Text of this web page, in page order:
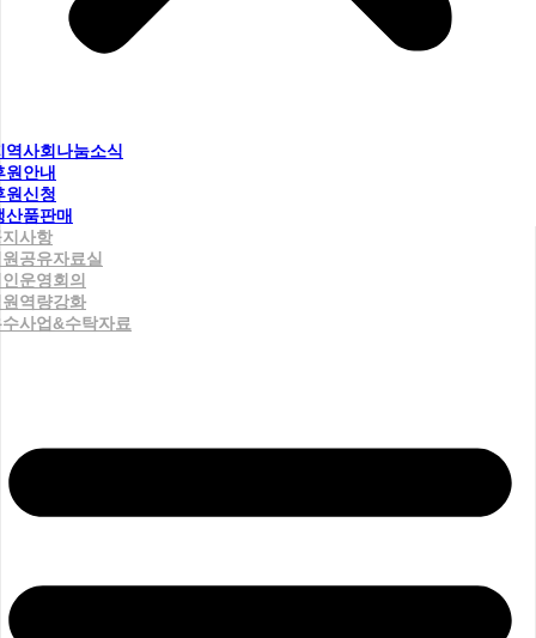
역사회나눔소식
원안내
원신청
산품판매
사항
공유자료실
운영회의
역량강화
사업&수탁자료